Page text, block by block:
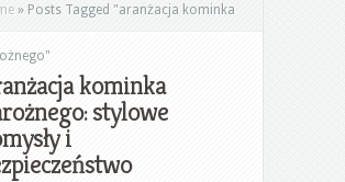
» Posts Tagged "aranżacja kominka
kominka
stylowe
i